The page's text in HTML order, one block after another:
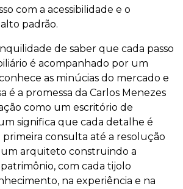
com a acessibilidade e o
padrão.
de saber que cada passo
é acompanhado por um
as minúcias do mercado e
é a promessa da Carlos Menezes
como um escritório de
significa que cada detalhe é
primeira consulta até a resolução
arquiteto construindo a
com cada tijolo
na experiência e na